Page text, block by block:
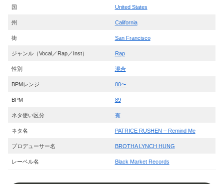
国 United States
州 California
街 San Francisco
ジャンル（Vocal／Rap／Inst） Rap
性別 混合
BPMレンジ 80〜
BPM 89
ネタ使い区分 有
ネタ名 PATRICE RUSHEN – Remind Me
プロデューサー名 BROTHA LYNCH HUNG
レーベル名 Black Market Records